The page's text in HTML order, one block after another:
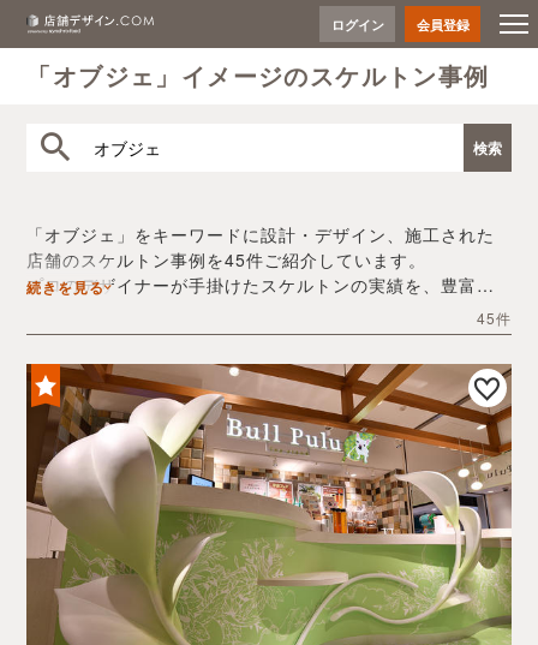
ログイン 会員登録
「オブジェ」イメージのスケルトン事例
「オブジェ」をキーワードに設計・デザイン、施工された
店舗のスケルトン事例を45件ご紹介しています。
プロのデザイナーが手掛けたスケルトンの実績を、豊富な
デザイン内装会社探しや費用感の把握など、「オブジェ」
の店舗イメージを固めるヒントとしてぜひお役立てくださ
い。
続きを見る
45件